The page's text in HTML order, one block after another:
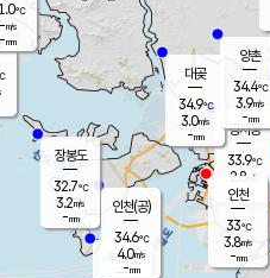
무의도
장봉도
32.7℃
3.2m/s
-mm
경서동
33.9℃
2.8 m/s
-mm
대곶
34.9℃
3.0m/s
-mm
양촌
34.4℃
3.9m/s
-mm
인천(공)
34.6℃
4.0m/s
-mm
℃
-m/s
-mm
인천
33℃
3.8m/s
-mm